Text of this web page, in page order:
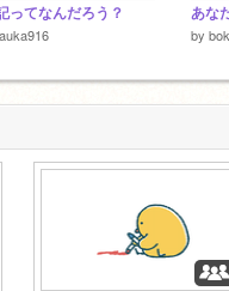
ってなんだろう？
auka916 by